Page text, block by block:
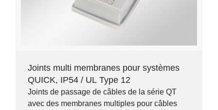
Joints multi membranes pour systèmes
QUICK, IP54 / UL Type 12
Joints de passage de câbles de la série QT
avec des membranes multiples pour câbles